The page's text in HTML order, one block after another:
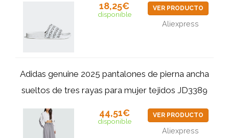
18,25€
disponible
VER PRODUCTO
Aliexpress
Adidas genuine 2025 pantalones de pierna ancha
sueltos de tres rayas para mujer tejidos JD3389
44,51€
disponible
VER PRODUCTO
Aliexpress